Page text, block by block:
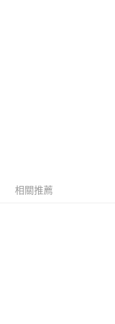
相關推薦